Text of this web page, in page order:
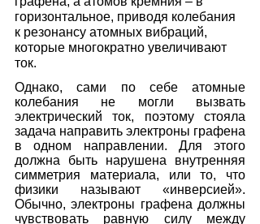
горизонтальное, приводя колебания
к резонансу атомных вибраций,
которые многократно увеличивают
ток.
Однако, сами по себе атомные
колебания не могли вызвать
электрический ток, поэтому стояла
задача направить электроны графена
в одном направлении. Для этого
должна быть нарушена внутренняя
симметрия материала, или то, что
физики называют «инверсией».
Обычно, электроны графена должны
чувствовать равную силу между